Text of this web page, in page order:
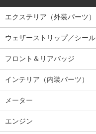
エクステリア（外装パーツ）
ウェザーストリップ／シール
フロント＆リアバッジ
インテリア（内装パーツ）
メーター
エンジン